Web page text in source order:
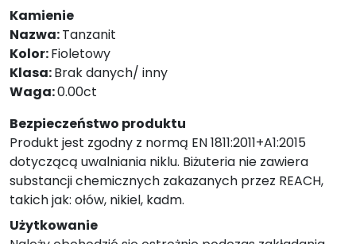
Kamienie
Nazwa:Tanzanit
Kolor:Fioletowy
Klasa:Brak danych/ inny
Waga:0.00ct
Bezpieczeństwo produktu
Produkt jest zgodny z normą EN 1811:2011+A1:2015
dotyczącą uwalniania niklu. Biżuteria nie zawiera
substancji chemicznych zakazanych przez REACH,
takich jak: ołów, nikiel, kadm.
Użytkowanie